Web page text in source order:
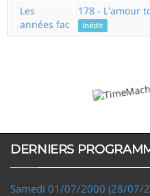
Les
années fac
178 - L'amour
Inédit
DERNIERS
Samedi 01/07/2000 (28/07/